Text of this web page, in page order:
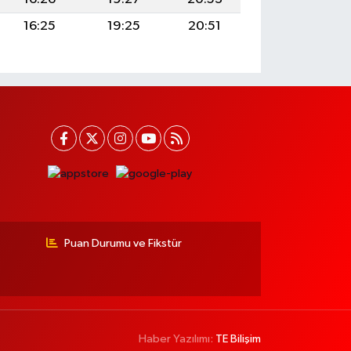
16:25
19:25 20:51
Puan Durumu ve Fikstür
Haber Yazılımı: TE Bilişim